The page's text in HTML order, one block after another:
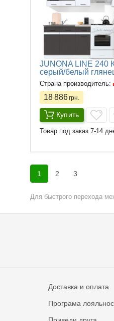
JUNONA LINE 240
серый/белый
Страна производитель:
18 886грн.
Купить
Товар под заказ 7-14
1 2 3
Для быстрого перехода
Доставка и оплата
Програма